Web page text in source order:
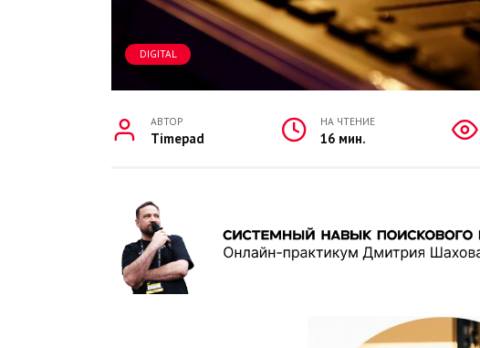
DIGITAL
АВТОР
Timepad
НА ЧТЕНИЕ
16 мин.